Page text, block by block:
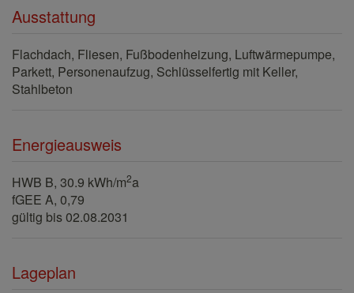
Ausstattung
Flachdach Fliesen Fußbodenheizung Luftwärmepumpe
Parkett Personenaufzug Schlüsselfertig mit Keller
Stahlbeton
Energieausweis
HWB B, 30.9 kWh/m2a
fGEE A, 0,79
gültig bis02.08.2031
Lageplan